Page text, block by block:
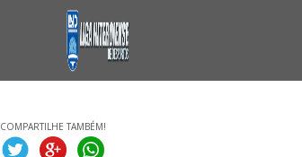
COMPARTILHE TAMBÉM!